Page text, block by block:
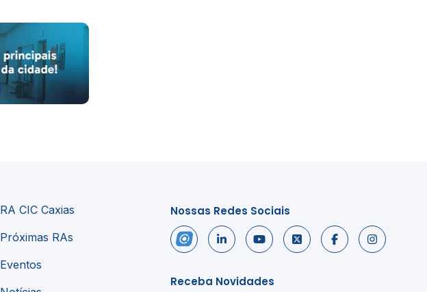
RA CIC Caxias
Próximas RAs
Eventos
Nossas Redes Sociais
Receba Novidades